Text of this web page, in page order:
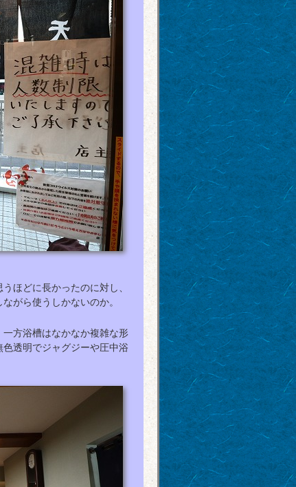
ほどに長かったのに対し、
がら使うしかないのか。
方浴槽はなかなか複雑な形
透明でジャグジーや圧中浴